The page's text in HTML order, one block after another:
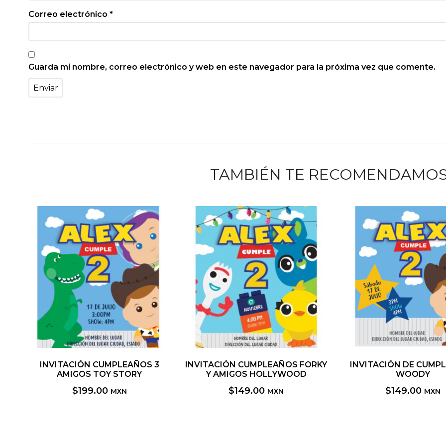
Correo electrónico *
Guarda mi nombre, correo electrónico y web en este navegador para la próxima vez que comente.
TAMBIÉN TE
INVITACIÓN CUMPLEAÑOS 3
AMIGOS TOY STORY
$199.00 MXN
INVITACIÓN CUMPLEAÑOS FORKY
Y AMIGOS HOLLYWOOD
$149.00 MXN
INVITACIÓN DE
WOODY
$149.00 MXN